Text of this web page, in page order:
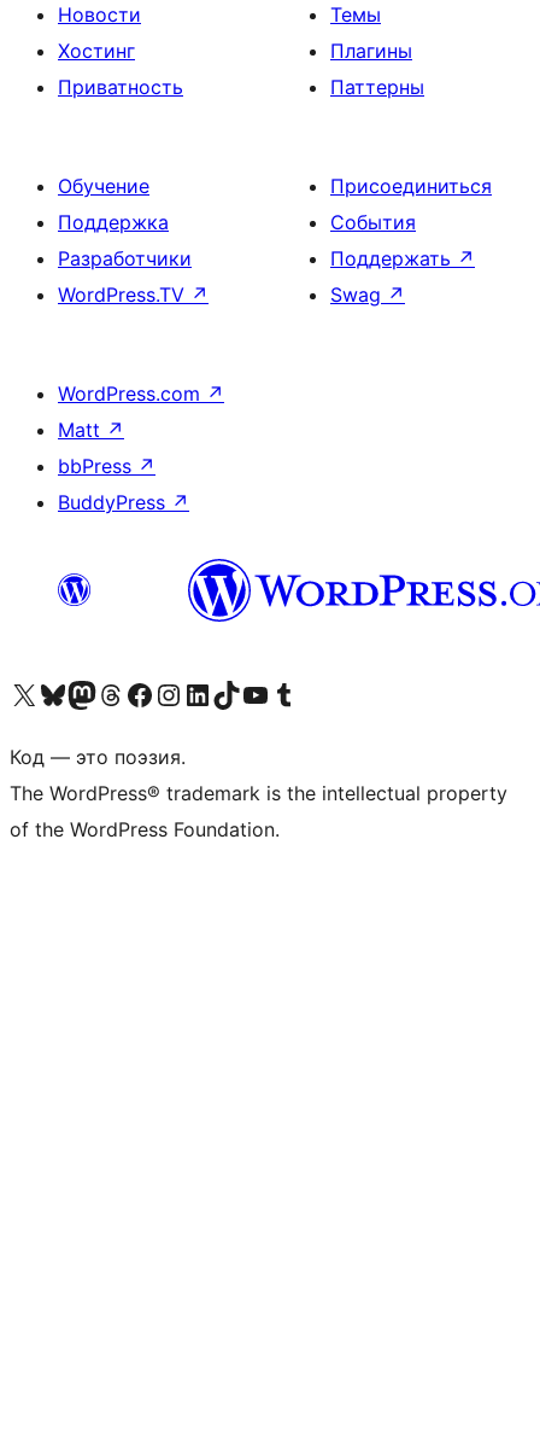
Новости
Хостинг
Приватность
Темы
Плагины
Паттерны
Обучение
Поддержка
Разработчики
WordPress.TV ↗
Присоединиться
События
Поддержать ↗
Swag ↗
WordPress.com ↗
Matt ↗
bbPress ↗
BuddyPress ↗
Посетите нас в X (ранее Twitter)
Посетите нашу учётную запись в Bluesky
Посетите нашу ленту в Mastodon
Посетите нашу учётную запись в Threads
Посетите нашу страницу на Facebook
Посетите наш Instagram
Посетите нашу страницу в LinkedIn
Посетите нашу учётную запись в TikTok
Посетите наш канал YouTube
Посетите нашу учётную запись в Tumblr
Код — это поэзия.
The WordPress® trademark is the intellectual property
of the WordPress Foundation.